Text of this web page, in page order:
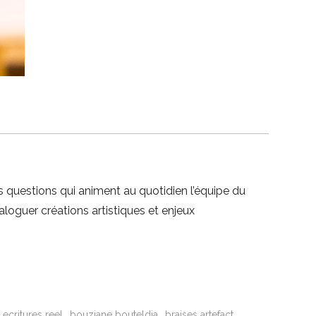
qui animent au quotidien l’équipe du
créations artistiques et enjeux